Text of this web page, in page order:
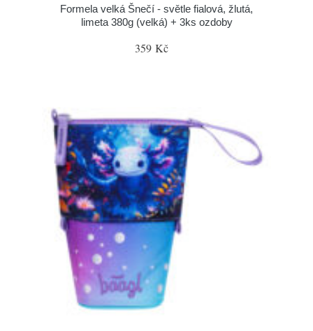
Formela velká Šnečí - světle fialová, žlutá,
limeta 380g (velká) + 3ks ozdoby
359 Kč